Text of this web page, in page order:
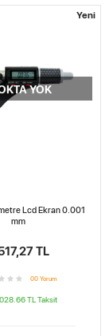
Yeni
YOK
Lcd Ekran 0.001
mm
TL
00 Yorum
TL Taksit